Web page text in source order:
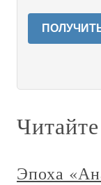
Эпоха